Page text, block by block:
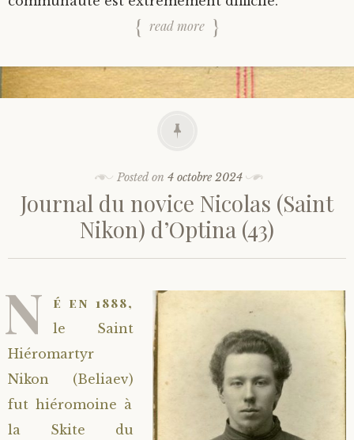
read more
Posted on 4 octobre 2024
Journal du novice Nicolas (Saint
Nikon) d’Optina (43)
N é en 1888,
le Saint
Hiéromartyr
Nikon (Beliaev)
fut hiéromoine à
la Skite du